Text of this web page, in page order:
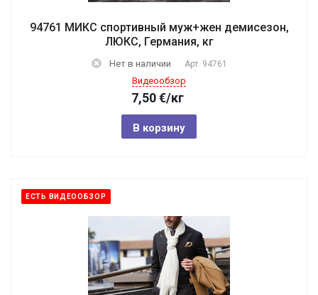
94761 МИКС спортивный муж+жен демисезон,
ЛЮКС, Германия, кг
Нет в наличии Арт. 94761
Видеообзор
7,50€/кг
В корзину
ЕСТЬ ВИДЕООБЗОР